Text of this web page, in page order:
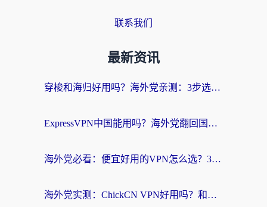
联系我们
最新资讯
穿梭和海归好用吗？海外党亲测：3步选对回国加速器，无缝刷国内剧玩手游
ExpressVPN中国能用吗？海外党翻回国内的加速器选择指南（附番茄加速器实测）
海外党必看：便宜好用的VPN怎么选？3步解决回国访问难题+Steam改区技巧
海外党实测：ChickCN VPN好用吗？和OurPlay VPN对比哪个回国效果更好？附避坑指南